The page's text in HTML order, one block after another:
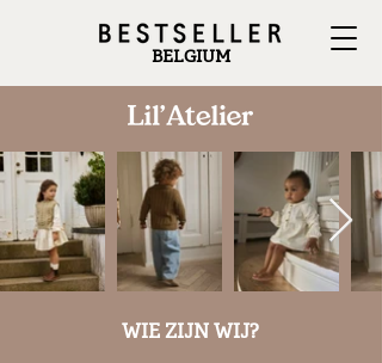
BELGIUM
WIE ZIJN WIJ?